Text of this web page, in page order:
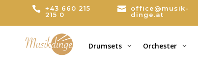
 +43 660 215
215 0

office@musik-
dinge.at
Drumsets 3 Orchester 3